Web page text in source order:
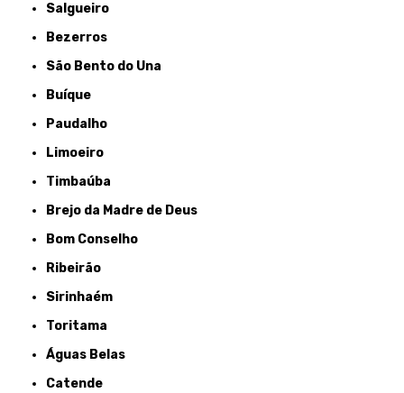
Salgueiro
Bezerros
São Bento do Una
Buíque
Paudalho
Limoeiro
Timbaúba
Brejo da Madre de Deus
Bom Conselho
Ribeirão
Sirinhaém
Toritama
Águas Belas
Catende